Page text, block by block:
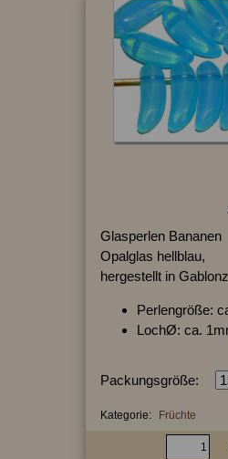
Glasperlen Bananen
Opalglas hellblau,
hergestellt in
Perlengröße:
LochØ: ca.
Packungsgröße:
Kategorie: Früchte